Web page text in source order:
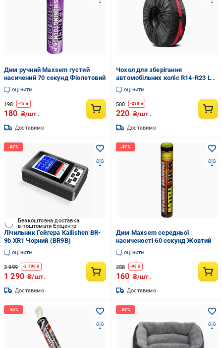
Дим ручний Maxsem густий
насичений 70 секунд Фіолетовий
оцінити
198 -18 ₴
180 ₴/шт.
Доставимо
Чохол для зберігання
автомобільних коліс R14-R23 L
Чорний з червоним
оцінити
500 -280 ₴
220 ₴/шт.
Доставимо
Безкоштовна доставка
в поштомати Епіцентр
Лічильник Гейгера Kailishen BR-
9b XR1 Чорний (BR9B)
оцінити
3 999 -2 709 ₴
1 290 ₴/шт.
Доставимо
Дим Maxsem середньої
насиченості 60 секунд Жовтий
оцінити
258 -98 ₴
160 ₴/шт.
Доставимо